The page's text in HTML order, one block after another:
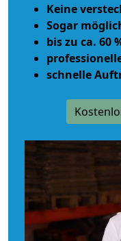
Keine
Sogar
bis zu ca. 60
schnelle